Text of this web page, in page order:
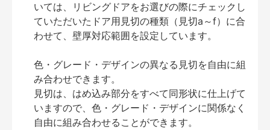
いては、リビングドアをお選びの際にチェックし
ていただいたドア用見切の種類（見切a～f）に合
わせて、壁厚対応範囲を設定しています。
色・グレード・デザインの異なる見切を自由に組
み合わせできます。
見切は、はめ込み部分をすべて同形状に仕上げて
いますので、色・グレード・デザインに関係なく
自由に組み合わせることができます。